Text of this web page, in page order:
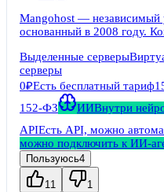
Mangohost — независимый
основанный в 2008 году.
инвесторами. Юридическое
там же расположены
мощности.
Выделенные серверы
серверы
0₽Есть бесплатный тариф
152-ФЗ
ИИВнутри
APIЕсть API, можно
можно подключить к ИИ-
Пользуюсь4
11 1